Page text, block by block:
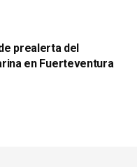
prealerta del
en Fuerteventura